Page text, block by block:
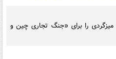
را برای «جنگ تجاری چین و